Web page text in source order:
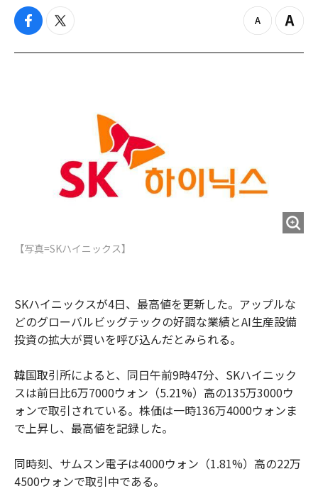
f
c
t
i
z
o
Z
o
【写真=SKハイニックス】
SKハイニックスが4日、最高値を更新した。アップルな
どのグローバルビッグテックの好調な業績とAI生産設備
投資の拡大が買いを呼び込んだとみられる。
韓国取引所によると、同日午前9時47分、SKハイニック
スは前日比6万7000ウォン（5.21%）高の135万3000ウ
ォンで取引されている。株価は一時136万4000ウォンま
で上昇し、最高値を記録した。
同時刻、サムスン電子は4000ウォン（1.81%）高の22万
4500ウォンで取引中である。